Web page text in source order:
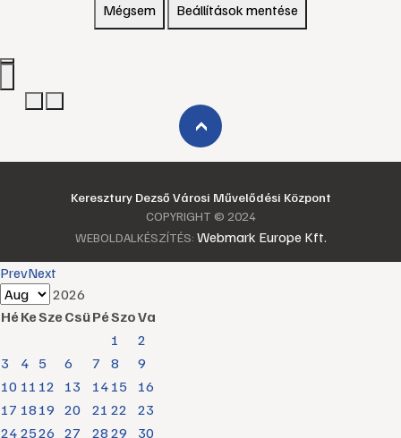
Mégsem Beállítások mentése
›
Keresztury Dezső Városi Művelődési Központ
COPYRIGHT © 2024
WEBOLDALKÉSZÍTÉS: Webmark Europe Kft.
PrevNext
2026
HéKeSzeCsüPéSzoVa
1
2
3
4 5 6 7 8
9
10 11 12 13 14 15
16
17 18 19 20 21 22
23
24 2526 27 28 29 30